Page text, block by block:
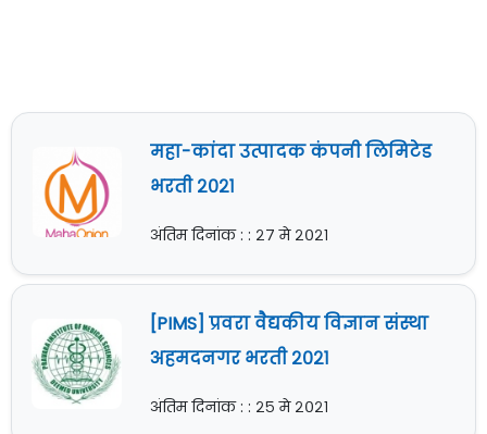
महा-कांदा उत्पादक कंपनी लिमिटेड
भरती २०२१
अंतिम दिनांक : : २७ मे २०२१
[PIMS] प्रवरा वैद्यकीय विज्ञान संस्था
अहमदनगर भरती २०२१
अंतिम दिनांक : : २५ मे २०२१